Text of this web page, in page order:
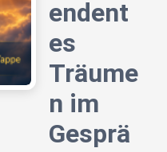
endent
es
Träume
n im
Gesprä